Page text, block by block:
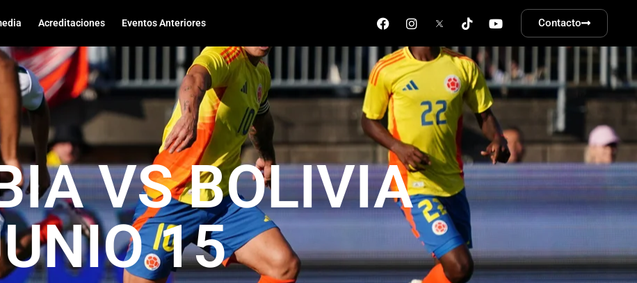
Acreditaciones Eventos Anteriores Contacto
VS BOLIVIA
15